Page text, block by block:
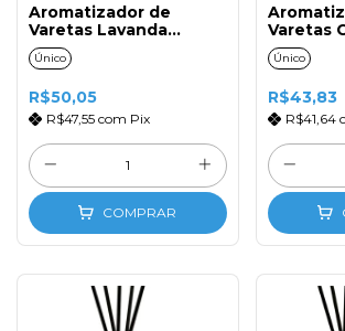
Aromatizador de
Varetas Lavanda
Antiques 500ml com
Tampa e Varetas de
Único
R$50,05
R$47,55 com Pix
COMPRAR
Varetas
500ml
Varetas
Único
R$43,83
R$41,64